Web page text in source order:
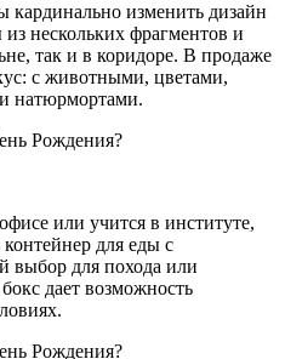
изменить дизайн
нескольких фрагментов и
так и в коридоре. В продаже
с животными, цветами,
натюрмортами.
или учится в институте,
контейнер для еды с
выбор для похода или
дает возможность